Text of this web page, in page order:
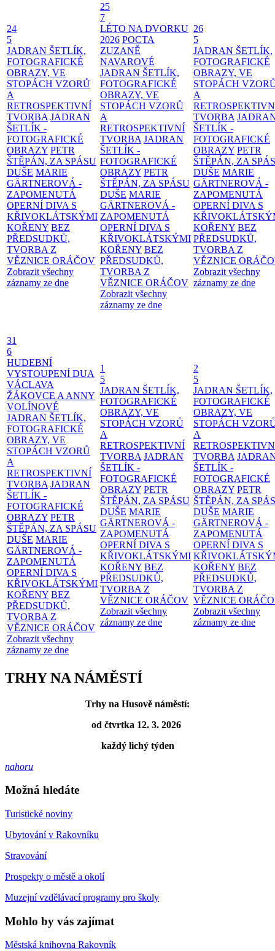
24
5
JADRAN ŠETLÍK,
FOTOGRAFICKÉ
OBRAZY, VE
STOPÁCH VZORŮ
A
RETROSPEKTIVNÍ
TVORBA JADRAN
ŠETLÍK -
FOTOGRAFICKÉ
OBRAZY PETR
ŠTĚPÁN, ZA SPÁSU
DUŠE MARIE
GÄRTNEROVÁ -
ZAPOMENUTÁ
OPERNÍ DIVA S
KŘIVOKLÁTSKÝMI
KOŘENY BEZ
PŘEDSUDKŮ,
TVORBA Z
VĚZNICE ORÁČOV
Zobrazit všechny
záznamy ze dne
25
7
LÉTO NA DVORKU
2026 POCTA
ZUZANĚ
NAVAROVÉ
JADRAN ŠETLÍK,
FOTOGRAFICKÉ
OBRAZY, VE
STOPÁCH VZORŮ
A
RETROSPEKTIVNÍ
TVORBA JADRAN
ŠETLÍK -
FOTOGRAFICKÉ
OBRAZY PETR
ŠTĚPÁN, ZA SPÁSU
DUŠE MARIE
GÄRTNEROVÁ -
ZAPOMENUTÁ
OPERNÍ DIVA S
KŘIVOKLÁTSKÝMI
KOŘENY BEZ
PŘEDSUDKŮ,
TVORBA Z
VĚZNICE ORÁČOV
Zobrazit všechny
záznamy ze dne
26
5
JADRAN ŠETLÍK,
FOTOGRAFICKÉ
OBRAZY, VE
STOPÁCH
A
TVORBA
ŠETLÍK -
FOTOGRAFICKÉ
OBRAZY PETR
ŠTĚPÁN, ZA
DUŠE MARIE
GÄRTNEROVÁ -
ZAPOMENUTÁ
OPERNÍ DIVA S
KOŘENY BEZ
PŘEDSUDKŮ,
TVORBA Z
VĚZNICE
Zobrazit všechny
záznamy ze dne
31
6
HUDEBNÍ
VYSTOUPENÍ DUA
VÁCLAVA
ŽÁKOVCE A ANNY
VOLÍNOVÉ
JADRAN ŠETLÍK,
FOTOGRAFICKÉ
OBRAZY, VE
STOPÁCH VZORŮ
A
RETROSPEKTIVNÍ
TVORBA JADRAN
ŠETLÍK -
FOTOGRAFICKÉ
OBRAZY PETR
ŠTĚPÁN, ZA SPÁSU
DUŠE MARIE
GÄRTNEROVÁ -
ZAPOMENUTÁ
OPERNÍ DIVA S
KŘIVOKLÁTSKÝMI
KOŘENY BEZ
PŘEDSUDKŮ,
TVORBA Z
VĚZNICE ORÁČOV
Zobrazit všechny
záznamy ze dne
1
5
JADRAN ŠETLÍK,
FOTOGRAFICKÉ
OBRAZY, VE
STOPÁCH VZORŮ
A
RETROSPEKTIVNÍ
TVORBA JADRAN
ŠETLÍK -
FOTOGRAFICKÉ
OBRAZY PETR
ŠTĚPÁN, ZA SPÁSU
DUŠE MARIE
GÄRTNEROVÁ -
ZAPOMENUTÁ
OPERNÍ DIVA S
KŘIVOKLÁTSKÝMI
KOŘENY BEZ
PŘEDSUDKŮ,
TVORBA Z
VĚZNICE ORÁČOV
Zobrazit všechny
záznamy ze dne
2
5
JADRAN ŠETLÍK,
FOTOGRAFICKÉ
OBRAZY, VE
STOPÁCH
A
TVORBA
ŠETLÍK -
FOTOGRAFICKÉ
OBRAZY PETR
ŠTĚPÁN, ZA
DUŠE MARIE
GÄRTNEROVÁ -
ZAPOMENUTÁ
OPERNÍ DIVA S
KOŘENY BEZ
PŘEDSUDKŮ,
TVORBA Z
VĚZNICE
Zobrazit všechny
záznamy ze dne
TRHY NA NÁMĚSTÍ
Trhy na Husově náměstí:
od čtvrtka 12. 3. 2026
každý lichý týden
nahoru
Možná hledáte
Turistické noviny
Ubytování v Rakovníku
Stravování
Prospekty o městě a okolí
Muzejní vzdělávací programy pro školy
Mohlo by vás zajímat
Městská knihovna Rakovník